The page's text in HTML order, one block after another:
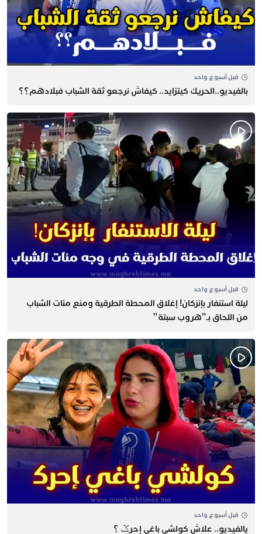
قبل أسبوع واحد
بالفيديو..الحريك كيتزايد.. كيفاش نرجعو ثقة الشباب فبلادهم؟؟
قبل أسبوع واحد
​ليلة استنفار بإنزكان! إغلاق المحطة الطرقية ومنع مئات الشباب
من اللحاق بـ”هروب سبتة”
قبل أسبوع واحد
يالفيديو.. علاش كولشي باغي إحرݣ ؟